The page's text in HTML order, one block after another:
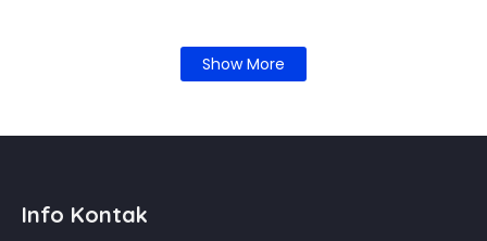
Show More
Info Kontak